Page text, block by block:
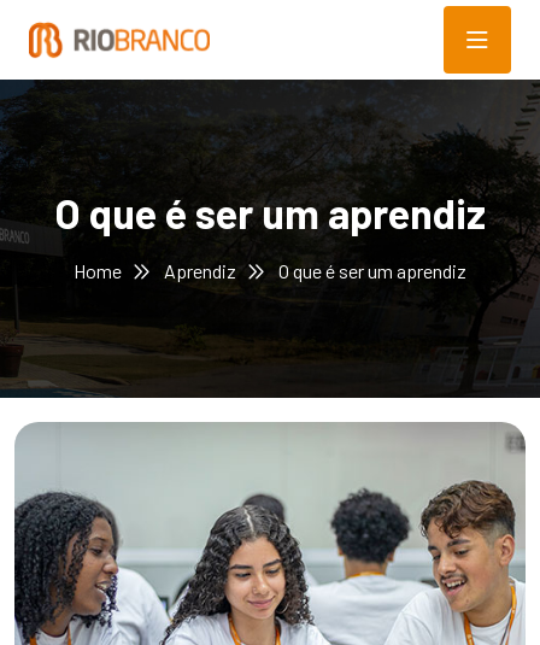
O que é ser um aprendiz
Home Aprendiz O que é ser um aprendiz